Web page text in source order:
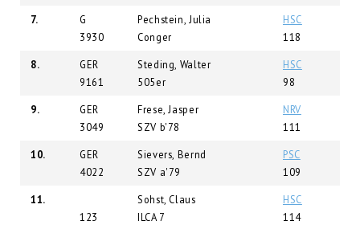
7.
G
3930
Pechstein, Julia
Conger
HSC
118
8.
GER
9161
Steding, Walter
505er
HSC
98
9.
GER
3049
Frese, Jasper
SZV b'78
NRV
111
10.
GER
4022
Sievers, Bernd
SZV a'79
PSC
109
11.
123
Sohst, Claus
ILCA 7
HSC
114